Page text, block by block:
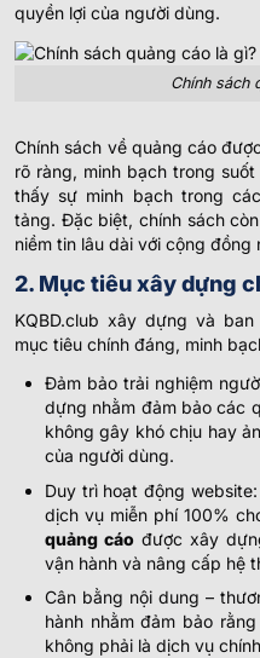
quyền lợi của người dùng.
Chính sách
Chính sách về quảng cáo
rõ ràng, minh bạch trong
thấy sự minh bạch trong
tảng. Đặc biệt, chính sách
niềm tin lâu dài với cộng đồng
2. Mục tiêu xây dựng
KQBD.club xây dựng và
mục tiêu chính đáng, minh
Đảm bảo trải nghiệm
dựng nhằm đảm bảo các
không gây khó chịu hay
của người dùng.
Duy trì hoạt động
dịch vụ miễn phí 100%
quảng cáo được xây
vận hành và nâng cấp hệ
Cân bằng nội dung –
hành nhằm đảm bảo
không phải là dịch vụ